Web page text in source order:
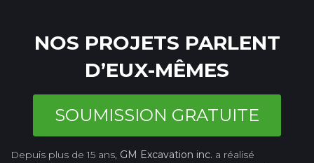
NOS PROJETS PARLENT
D’EUX-MÊMES
SOUMISSION GRATUITE
Depuis plus de 15 ans, GM Excavation inc. a réalisé